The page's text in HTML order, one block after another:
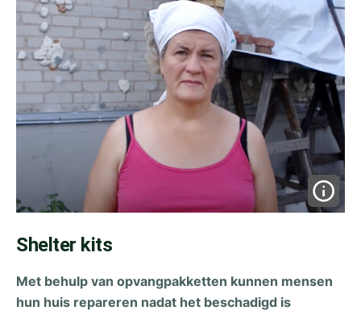
Shelter kits
Met behulp van opvangpakketten kunnen mensen
hun huis repareren nadat het beschadigd is